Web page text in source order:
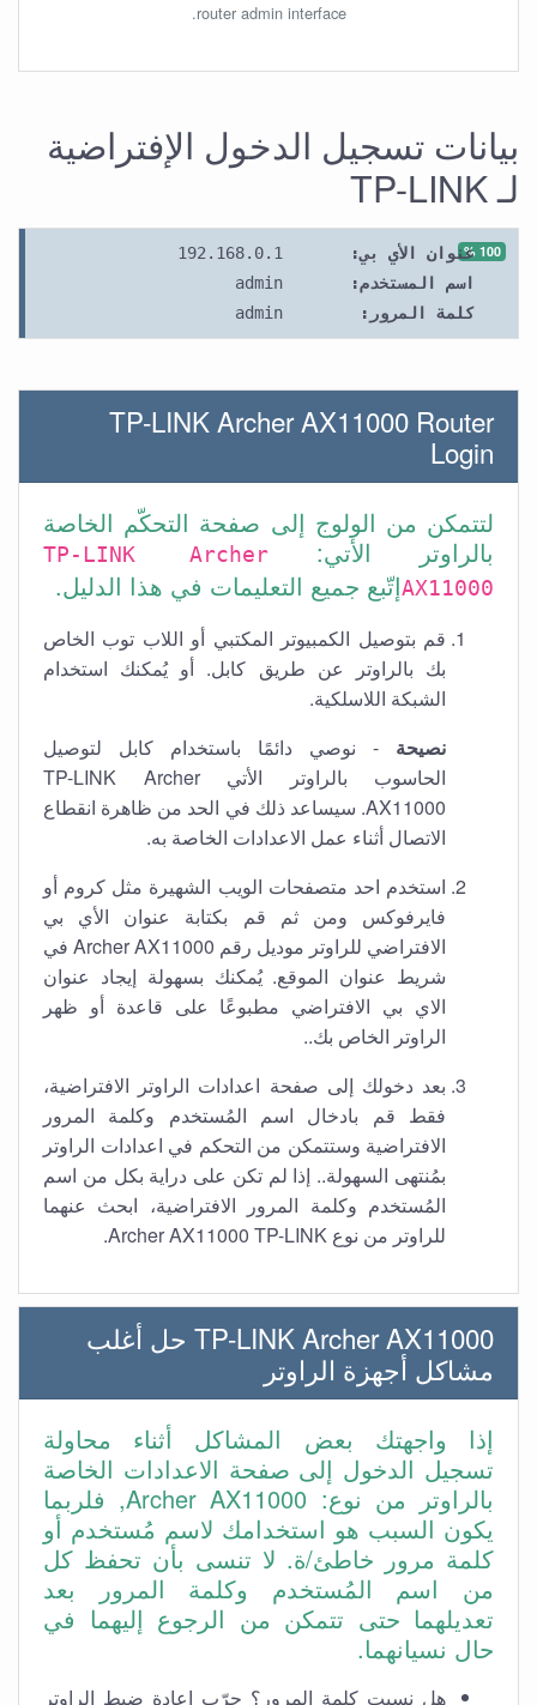
router admin interface.
بيانات تسجيل الدخول الإفتراضية
لـ TP-LINK
100 % عنوان الأي بي:
192.168.0.1
اسم المستخدم:
admin
كلمة المرور:
admin
TP-LINK Archer AX11000 Router
Login
لتتمكن من الولوج إلى صفحة التحكّم الخاصة
بالراوتر الأتي:
TP-LINK Archer
AX11000إتّبع جميع التعليمات في هذا الدليل.
قم بتوصيل الكمبيوتر المكتبي أو اللاب توب الخاص
بك بالراوتر عن طريق كابل. أو يُمكنك استخدام
الشبكة اللاسلكية.
نصيحة - نوصي دائمًا باستخدام كابل لتوصيل
الحاسوب بالراوتر الأتي TP-LINK Archer
AX11000. سيساعد ذلك في الحد من ظاهرة انقطاع
الاتصال أثناء عمل الاعدادات الخاصة به.
استخدم احد متصفحات الويب الشهيرة مثل كروم أو
فايرفوكس ومن ثم قم بكتابة عنوان الأي بي
الافتراضي للراوتر موديل رقم Archer AX11000 في
شريط عنوان الموقع. يُمكنك بسهولة إيجاد عنوان
الاي بي الافتراضي مطبوعًا على قاعدة أو ظهر
الراوتر الخاص بك..
بعد دخولك إلى صفحة اعدادات الراوتر الافتراضية،
فقط قم بادخال اسم المُستخدم وكلمة المرور
الافتراضية وستتمكن من التحكم في اعدادات الراوتر
بمُنتهى السهولة.. إذا لم تكن على دراية بكل من اسم
المُستخدم وكلمة المرور الافتراضية، ابحث عنهما
للراوتر من نوع Archer AX11000 TP-LINK.
TP-LINK Archer AX11000 حل أغلب
مشاكل أجهزة الراوتر
إذا واجهتك بعض المشاكل أثناء محاولة
تسجيل الدخول إلى صفحة الاعدادات الخاصة
بالراوتر من نوع: Archer AX11000, فلربما
يكون السبب هو استخدامك لاسم مُستخدم أو
كلمة مرور خاطئ/ة. لا تنسى بأن تحفظ كل
من اسم المُستخدم وكلمة المرور بعد
تعديلهما حتى تتمكن من الرجوع إليهما في
حال نسيانهما.
هل نسيت كلمة المرور؟ جرّب إعادة ضبط الراوتر